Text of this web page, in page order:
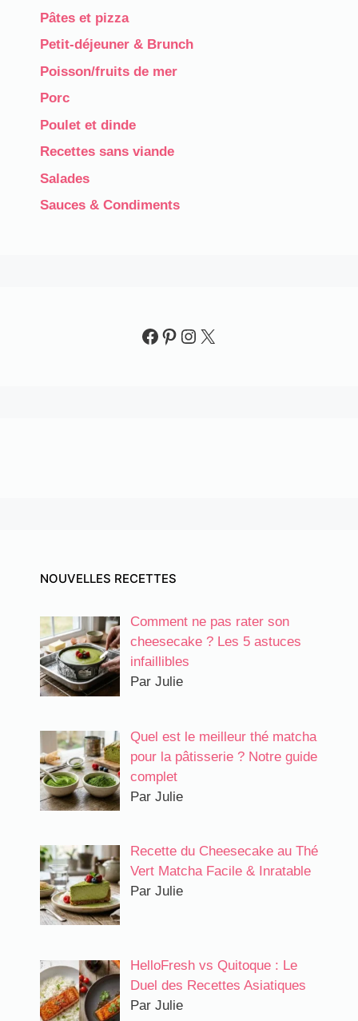
Pâtes et pizza
Petit-déjeuner & Brunch
Poisson/fruits de mer
Porc
Poulet et dinde
Recettes sans viande
Salades
Sauces & Condiments​
Facebook
Pinterest
Instagram
X
NOUVELLES RECETTES
Comment ne pas rater son
cheesecake ? Les 5 astuces
infaillibles
Par Julie
Quel est le meilleur thé matcha
pour la pâtisserie ? Notre guide
complet
Par Julie
Recette du Cheesecake au Thé
Vert Matcha Facile & Inratable
Par Julie
HelloFresh vs Quitoque : Le
Duel des Recettes Asiatiques
Par Julie